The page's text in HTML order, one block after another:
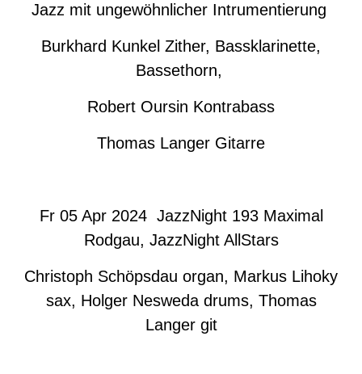
Jazz mit ungewöhnlicher Intrumentierung
Burkhard Kunkel Zither, Bassklarinette,
Bassethorn,
Robert Oursin Kontrabass
Thomas Langer Gitarre
Fr 05 Apr 2024 JazzNight 193 Maximal
Rodgau, JazzNight AllStars
Christoph Schöpsdau organ, Markus Lihoky
sax, Holger Nesweda drums, Thomas
Langer git​